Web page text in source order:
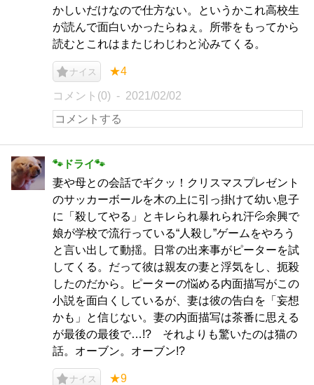
かしいだけなので仕方ない。というかこれ高校生
が読んで面白いかったらねぇ。所帯をもってから
読むとこれはまたじわじわと沁みてくる。
ナイス ★4
コメント(0) 2021/02/02
🐾ドライ🐾
妻や母との会話でギクッ！クリスマスプレゼント
のサッカーボールを木の上に引っ掛けて幼い息子
に「殺してやる」とキレられ暴れられ汗💦余興で
娘が学校で流行っている“人殺し”ゲームをやろう
と言い出して動揺。日常の出来事がピーターを試
してくる。だって彼は親友の妻と浮気をし、扼殺
したのだから。ピーターの悩める内面描写がこの
小説を面白くしているが、妻は彼の告白を「妄想
かも」と信じない。妻の内面描写は茶番に思える
が最後の最後で…!? それよりも驚いたのは猫の
話。オーブン。オーブン!?
ナイス ★9